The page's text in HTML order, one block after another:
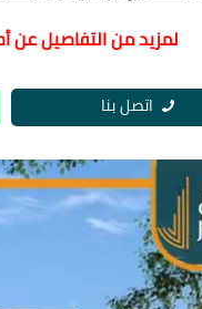
لمزيد من التفاصيل عن
اتصل بنا